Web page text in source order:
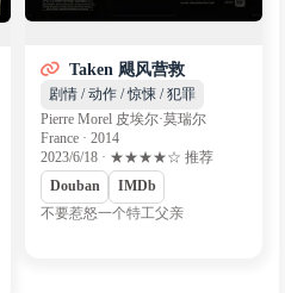
Taken 飓风营救
剧情 / 动作 / 惊悚 / 犯罪
Pierre Morel 皮埃尔·莫瑞尔
France · 2014
2023/6/18 · ★★★★☆ 推荐
Douban
IMDb
不要惹怒一个特工父亲